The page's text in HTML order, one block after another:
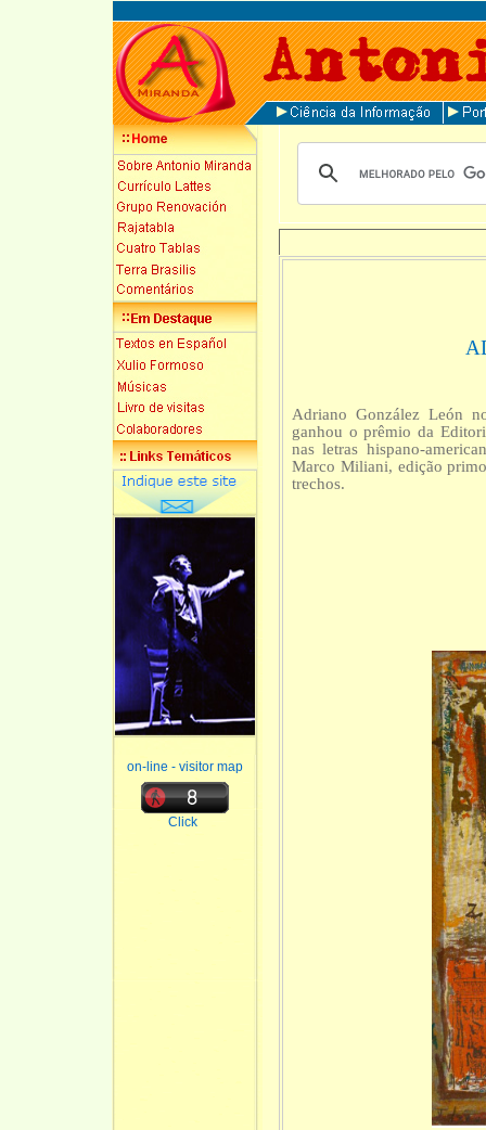
on-line - visitor map
Click
Adriano González León
ganhou o prêmio da
nas letras hispano-
Marco Miliani, edição
trechos.